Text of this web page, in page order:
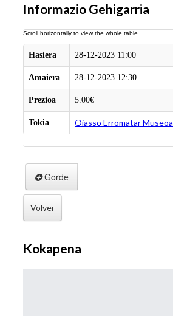
Informazio Gehigarria
Hasiera 28-12-2023 11:00
Amaiera 28-12-2023 12:30
Prezioa 5.00€
Tokia Oiasso Erromatar Museoa
Gorde
Volver
Kokapena